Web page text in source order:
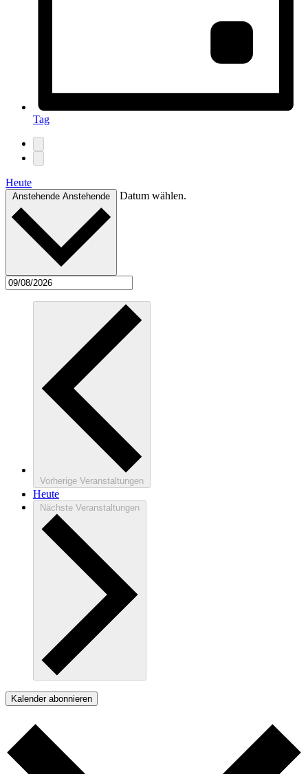
Tag
Heute
Anstehende Anstehende Datum wählen.
Vorherige Veranstaltungen
Heute
Nächste Veranstaltungen
Kalender abonnieren